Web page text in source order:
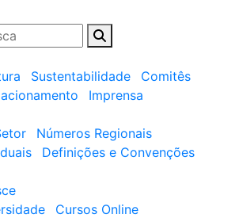
Sustentabilidade
Comitês
Imprensa
Números Regionais
Definições e Convenções
Cursos Online